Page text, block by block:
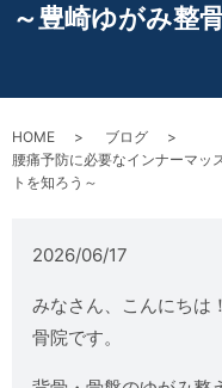
～豊崎ゆがみ整
HOME
ブログ
腰痛予防に必要なインナーマッ
トを知ろう～
2026/06/17
みなさん、こんにちは
骨院です。